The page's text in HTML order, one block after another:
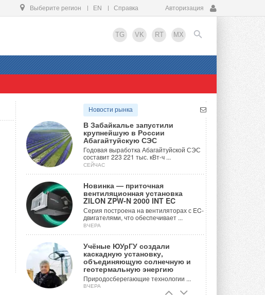
Выберите регион EN Справка Авторизация
TG VK RT MX
EN
Новости рынка
В Забайкалье запустили
крупнейшую в России
Абагайтуйскую СЭС
Годовая выработка Абагайтуйской СЭС
составит 223 221 тыс. кВт-ч ...
СЕЙЧАС
Новинка — приточная
вентиляционная установка
ZILON ZPW-N 2000 INT EC
Серия построена на вентиляторах с EC-
двигателями, что обеспечивает ...
ВЧЕРА
Учёные ЮУрГУ создали
каскадную установку,
объединяющую солнечную и
геотермальную энергию
Природосберегающие технологии ...
ВЧЕРА